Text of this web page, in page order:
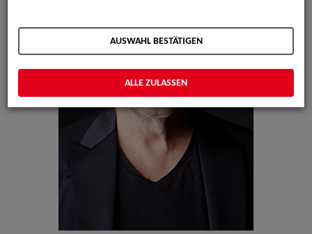
AUSWAHL BESTÄTIGEN
ALLE ZULASSEN